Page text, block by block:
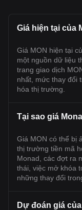
Giá hiện tại của
Giá MON hiện tại
một nguồn dữ liệu
trang giao dịch
nhất, mức thay đổi
hóa thị trường.
Tại sao giá
Giá MON có thể bị
thị trường tiền mã
Monad, các đợt ra
thái, việc mở khóa
những thay đổi
Dự đoán giá